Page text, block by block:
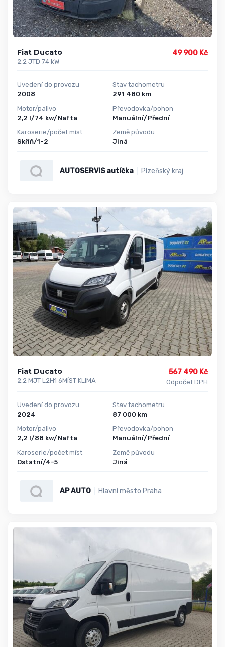
Fiat Ducato
2,2 JTD 74 kW
49 900 Kč
Uvedení do provozu
2008
Motor/palivo
2,2 l/74 kw/Nafta
Karoserie/počet míst
Skříň/1-2
Stav tachometru
291 480 km
Převodovka/pohon
Manuální/Přední
Země původu
Jiná
AUTOSERVIS autíčka Plzeňský kraj
Fiat Ducato
2,2 MJT L2H1 6MÍST KLIMA
567 490 Kč
Odpočet DPH
Uvedení do provozu
2024
Motor/palivo
2,2 l/88 kw/Nafta
Karoserie/počet míst
Ostatní/4-5
Stav tachometru
87 000 km
Převodovka/pohon
Manuální/Přední
Země původu
Jiná
AP AUTO Hlavní město Praha